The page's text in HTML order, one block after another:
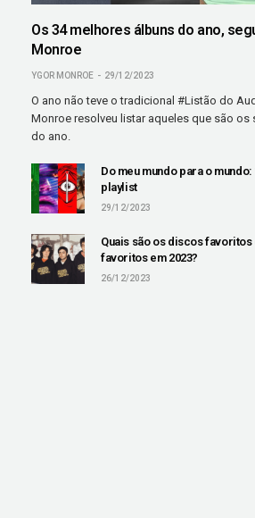
Os 34 melhores álbuns do ano,
Monroe
YGOR MONROE 29/12/2023
O ano não teve o tradicional #Listão do
Monroe resolveu listar aqueles que são os
do ano.
Do meu mundo para o
playlist
29/12/2023
Quais são os discos
favoritos em 2023?
26/12/2023